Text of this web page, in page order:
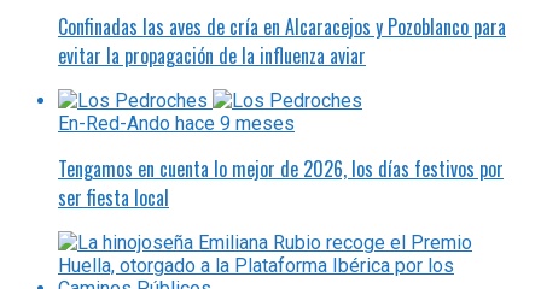
Confinadas las aves de cría en Alcaracejos y Pozoblanco para
evitar la propagación de la influenza aviar
En-Red-Ando hace 9 meses
Tengamos en cuenta lo mejor de 2026, los días festivos por
ser fiesta local